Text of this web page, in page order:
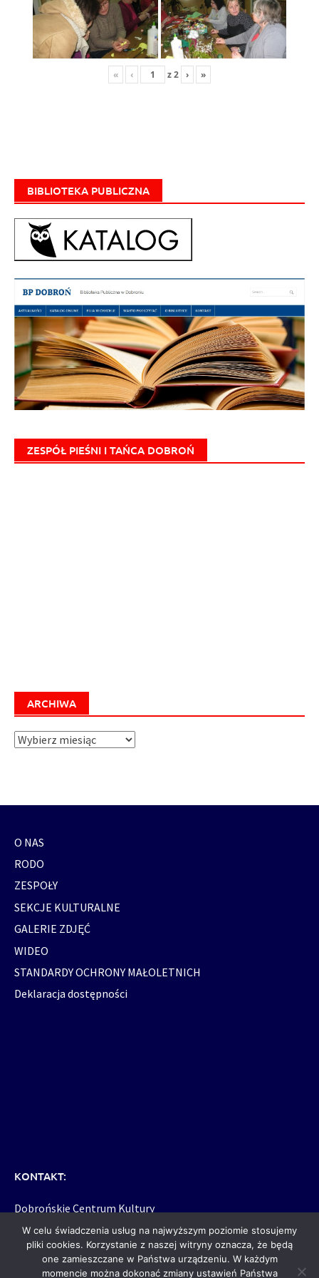
« ‹ z2 › »
BIBLIOTEKA PUBLICZNA
ZESPÓŁ PIEŚNI I TAŃCA DOBROŃ
ARCHIWA
Archiwa
O NAS
RODO
ZESPOŁY
SEKCJE KULTURALNE
GALERIE ZDJĘĆ
WIDEO
STANDARDY OCHRONY MAŁOLETNICH
Deklaracja dostępności
KONTAKT:
Dobrońskie Centrum Kultury
95-082 Dobroń, woj. łódzkie
ul. W. Witosa 1a
W celu świadczenia usług na najwyższym poziomie stosujemy
pliki cookies. Korzystanie z naszej witryny oznacza, że będą
one zamieszczane w Państwa urządzeniu. W każdym
momencie można dokonać zmiany ustawień Państwa